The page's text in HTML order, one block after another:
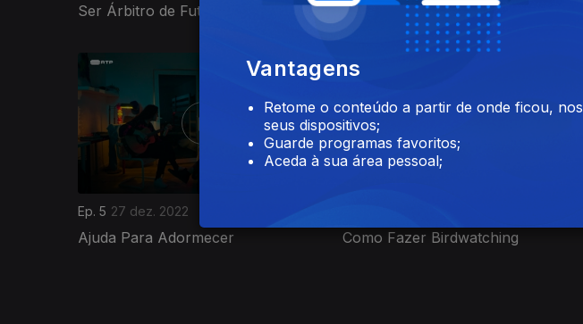
Ser Árbitro de Futebol Ir a Fátima a Pé
Ep. 5 27 dez. 2022
Ajuda Para Adormecer Como Fazer Birdwatching
662626 Vantagens
Retome o conteúdo a partir de onde ficou, nos
seus dispositivos;
Guarde programas favoritos;
Aceda à sua área pessoal;